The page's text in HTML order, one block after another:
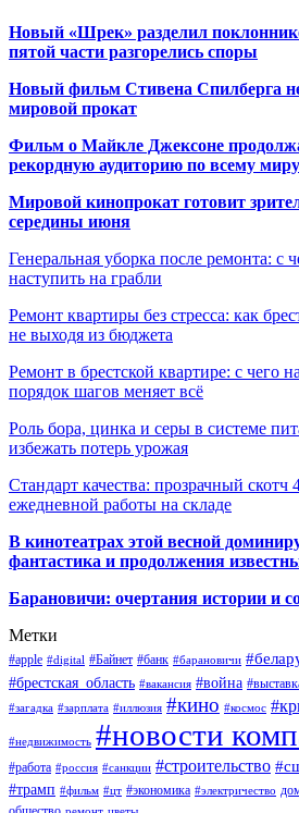
Новый «Шрек» разделил
пятой части разгорелись споры
Новый фильм Стивена Спилберга
мировой прокат
Фильм о Майкле Джексоне
рекордную аудиторию по всему миру
Мировой кинопрокат готовит
середины июня
Генеральная уборка после ремонта: с
наступить на грабли
Ремонт квартиры без стресса: как
не выходя из бюджета
Ремонт в брестской квартире: с чего
порядок шагов меняет всё
Роль бора, цинка и серы в системе
избежать потерь урожая
Стандарт качества: прозрачный
ежедневной работы на складе
В кинотеатрах этой весной
фантастика и продолжения
Барановичи: очертания истории и
Метки
#apple #digital #Байнет #банк #барановичи
#брестская_область #вакансия #война
#загадка #зарплата #иллюзия #кино #космос
#недвижимость #новости
#работа #россия #санкции #строительство
#трамп #фильм #цт #экономика #электричество